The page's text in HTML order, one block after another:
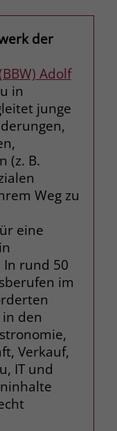
der
Adolf
in
junge
(z. B.
Weg zu
eine
In rund 50
im
in den
Verkauf,
IT und
Benutzers bei
wenn ein
eine Google
gelangt.
darüber,
geklickt wurde,
wie z.B.
der
können.
wenn ein
eine Google
gelangt.
darüber,
geklickt wurde,
wie z.B.
der
können.